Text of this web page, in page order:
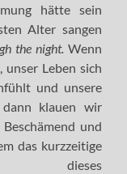
hätte sein
Alter sangen
the night. Wenn
Leben sich
und unsere
dann klauen wir
und
das kurzzeitige
dieses